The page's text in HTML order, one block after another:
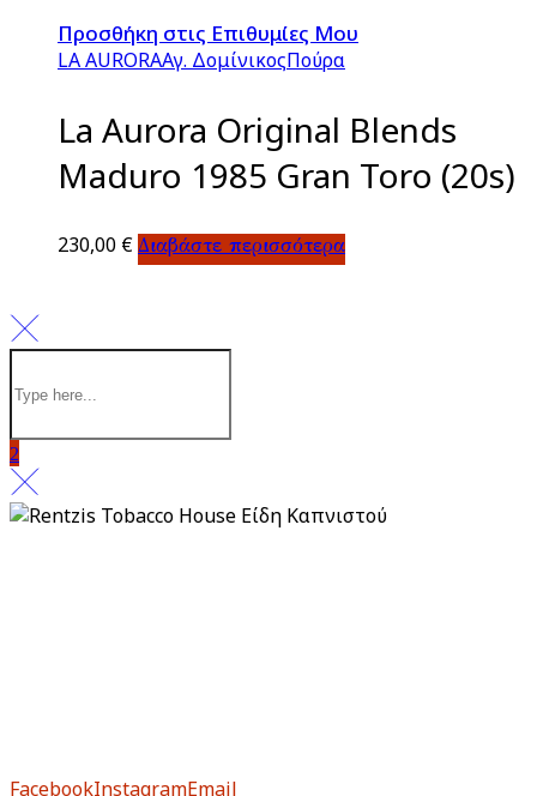
Προσθήκη στις Επιθυμίες Μου
LA AURORAΑγ. ΔομίνικοςΠούρα
La Aurora Original Blends
Maduro 1985 Gran Toro (20s)
230,00 € Διαβάστε περισσότερα
FacebookInstagramEmail